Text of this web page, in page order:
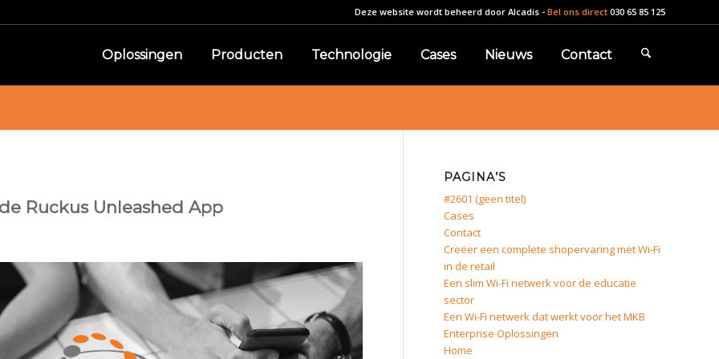
Deze website wordt beheerd door Alcadis - Bel ons direct 030 65 85 125
Oplossingen Producten Technologie Cases Nieuws Contact
Ruckus Unleashed App
PAGINA’S
#2601 (geen titel)
Cases
Contact
Creëer een complete shopervaring met Wi-Fi
in de retail
Een slim Wi-Fi netwerk voor de educatie
sector
Een Wi-Fi netwerk dat werkt voor het MKB
Enterprise Oplossingen
Home